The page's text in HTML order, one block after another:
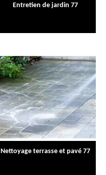
Entretien de jardin 77
Nettoyage terrasse et pavé 77